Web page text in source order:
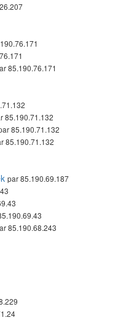
85.190.76.171
85.190.71.132
85.190.71.132
85.190.71.132
par 85.190.69.187
85.190.68.243